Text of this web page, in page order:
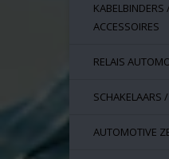
KABELBINDERS
ACCESSOIRES
RELAIS
SCHAKELAARS
AUTOMOTIVE